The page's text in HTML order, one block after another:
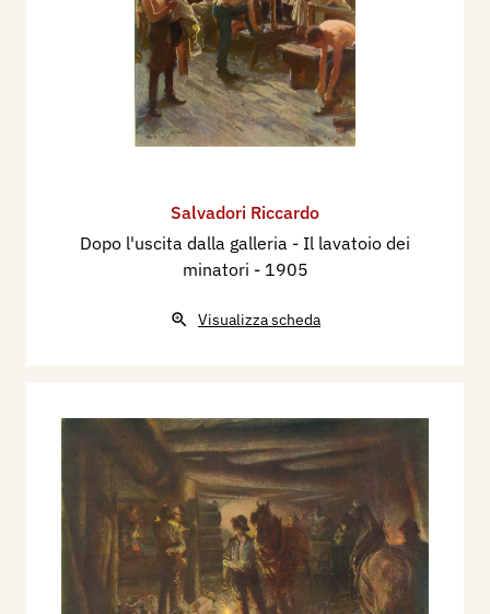
Salvadori Riccardo
Dopo l'uscita dalla galleria - Il lavatoio dei
minatori - 1905
Visualizza scheda